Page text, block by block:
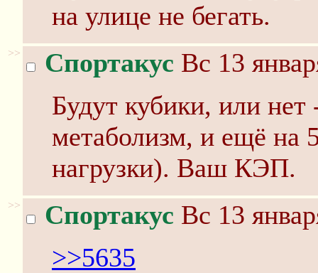
на улице не бегать.
>> Спортакус Вс 13
Будут кубики, или нет
метаболизм, и ещё на
нагрузки). Ваш КЭП.
>> Спортакус Вс 13
>>5635